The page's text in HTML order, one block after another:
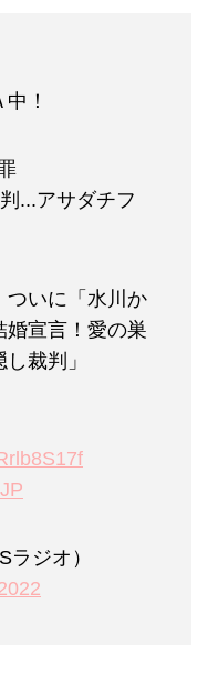
！
...アサダチフ
ついに「水川か
婚宣言！愛の巣
裁判」
ジオ）